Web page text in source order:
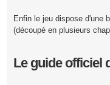
Enfin le jeu dispose d'une
(découpé en plusieurs
Le guide officiel